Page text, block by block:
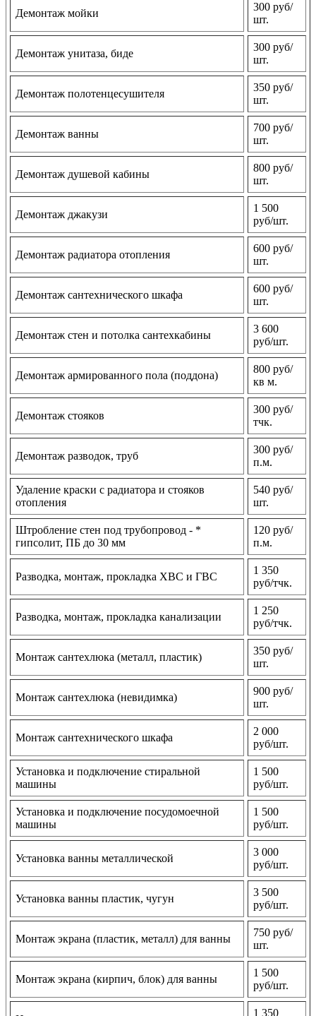
Демонтаж мойки
300 руб/
шт.
Демонтаж унитаза, биде
300 руб/
шт.
Демонтаж полотенцесушителя
350 руб/
шт.
Демонтаж ванны
700 руб/
шт.
Демонтаж душевой кабины
800 руб/
шт.
Демонтаж джакузи
1 500
руб/шт.
Демонтаж радиатора отопления
600 руб/
шт.
Демонтаж сантехнического шкафа
600 руб/
шт.
Демонтаж стен и потолка сантехкабины
3 600
руб/шт.
Демонтаж армированного пола (поддона)
800 руб/
кв м.
Демонтаж стояков
300 руб/
тчк.
Демонтаж разводок, труб
300 руб/
п.м.
Удаление краски с радиатора и стояков
отопления
540 руб/
шт.
Штробление стен под трубопровод - *
гипсолит, ПБ до 30 мм
120 руб/
п.м.
Разводка, монтаж, прокладка ХВС и ГВС
1 350
руб/тчк.
Разводка, монтаж, прокладка канализации
1 250
руб/тчк.
Монтаж сантехлюка (металл, пластик)
350 руб/
шт.
Монтаж сантехлюка (невидимка)
900 руб/
шт.
Монтаж сантехнического шкафа
2 000
руб/шт.
Установка и подключение стиральной
машины
1 500
руб/шт.
Установка и подключение посудомоечной
машины
1 500
руб/шт.
Установка ванны металлической
3 000
руб/шт.
Установка ванны пластик, чугун
3 500
руб/шт.
Монтаж экрана (пластик, металл) для ванны
750 руб/
шт.
Монтаж экрана (кирпич, блок) для ванны
1 500
руб/шт.
1 350